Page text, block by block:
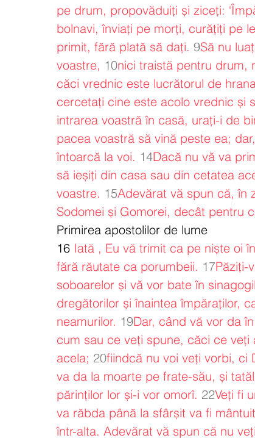
pe drum, propovăduiți și ziceți:
bolnavi, înviați pe morți, curățiți pe
primit, fără plată să dați. 9Să nu
voastre, 10nici traistă pentru drum,
căci vrednic este lucrătorul de
cercetați cine este acolo vrednic și
intrarea voastră în casă, urați-i de
pacea voastră să vină peste ea;
întoarcă la voi. 14Dacă nu vă va
să ieșiți din casa sau din cetatea
voastre. 15Adevărat vă spun că, în
Sodomei și Gomorei, decât pentru
Primirea apostolilor de lume
16 Iată , Eu vă trimit ca pe niște oi
fără răutate ca porumbeii. 17Păziți-
soboarelor și vă vor bate în
dregătorilor și înaintea împăraților,
neamurilor. 19Dar, când vă vor da
cum sau ce veți spune, căci ce
acela; 20fiindcă nu voi veți vorbi, ci
va da la moarte pe frate-său, și
părinților lor și-i vor omorî. 22Veți fi
va răbda până la sfârșit va fi
într-alta. Adevărat vă spun că nu